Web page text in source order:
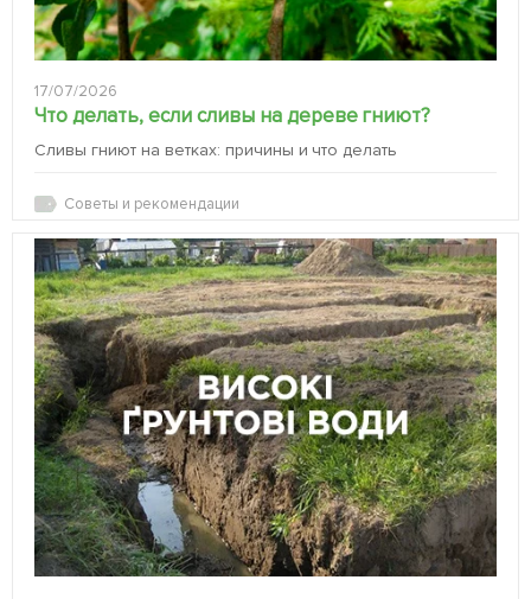
17/07/2026
Что делать, если сливы на дереве гниют?
Сливы гниют на ветках: причины и что делать
Советы и рекомендации